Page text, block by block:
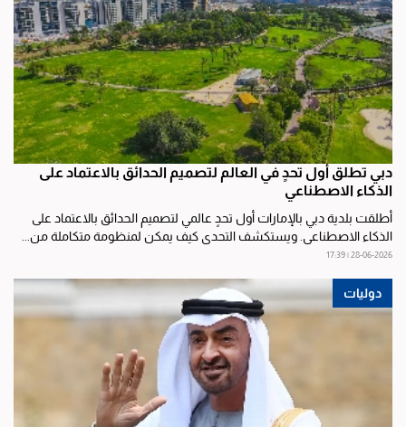
دبي تطلق أول تحدٍ في العالم لتصميم الحدائق بالاعتماد على
الذكاء الاصطناعي
أطلقت بلدية دبي بالإمارات أول تحدٍ عالمي لتصميم الحدائق بالاعتماد على
الذكاء الاصطناعي. ويستكشف التحدي كيف يمكن لمنظومة متكاملة من...
28-06-2026 | 17:39
دوليات